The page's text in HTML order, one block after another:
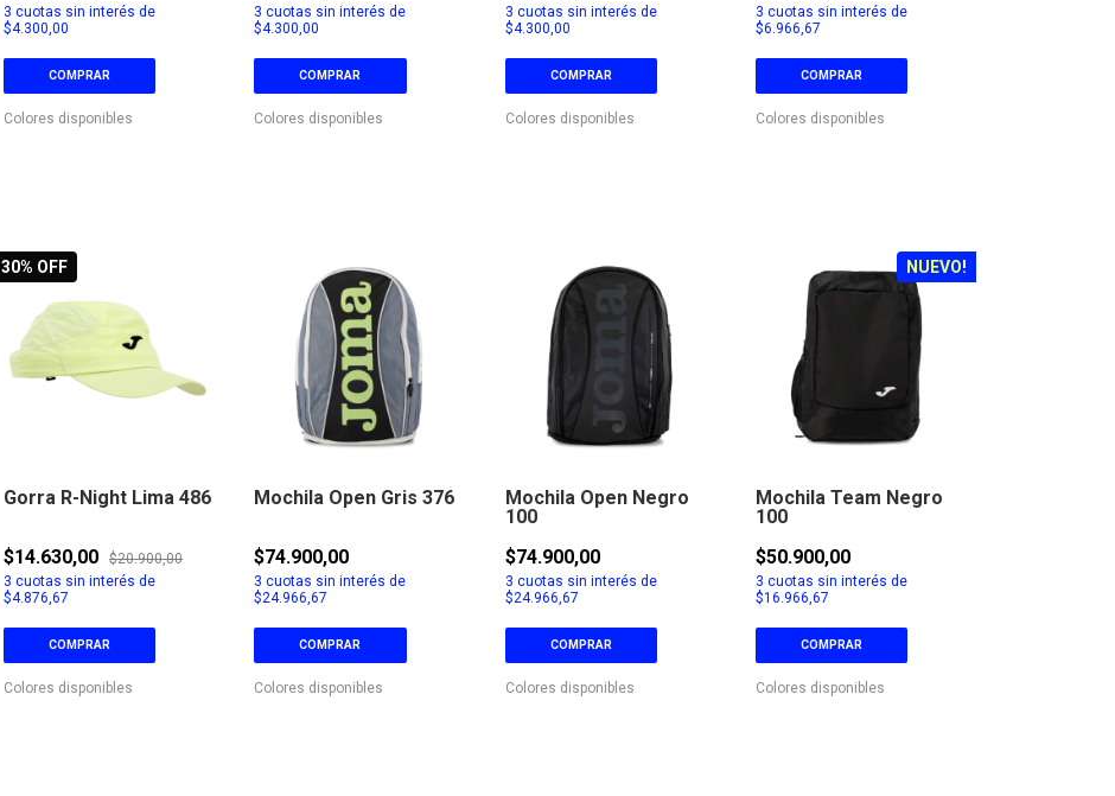
3 cuotas sin interés de
$4.300,00
COMPRAR
Colores disponibles
3 cuotas sin interés de
$4.300,00
COMPRAR
Colores disponibles
3 cuotas sin interés de
$4.300,00
COMPRAR
Colores disponibles
3 cuotas sin interés de
$6.966,67
COMPRAR
Colores disponibles
30% OFF
Gorra R-Night Lima 486
$14.630,00
$20.900,00
3 cuotas sin interés de
$4.876,67
COMPRAR
Colores disponibles
Mochila Open Gris 376
$74.900,00
3 cuotas sin interés de
$24.966,67
COMPRAR
Colores disponibles
Mochila Open Negro
100
$74.900,00
3 cuotas sin interés de
$24.966,67
COMPRAR
Colores disponibles
NUEVO!
Mochila Team Negro
100
$50.900,00
3 cuotas sin interés de
$16.966,67
COMPRAR
Colores disponibles